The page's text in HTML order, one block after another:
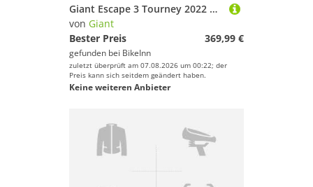
Giant Escape 3 Tourney 2022 Bike Schwarz XS
von Giant
Bester Preis
369,99 €
gefunden bei BikeInn
zuletzt überprüft am 07.08.2026 um 00:22; der
Preis kann sich seitdem geändert haben.
Keine weiteren Anbieter